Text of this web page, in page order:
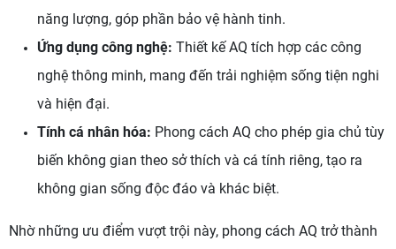
năng lượng, góp phần bảo vệ hành tinh.
Ứng dụng công nghệ: Thiết kế AQ tích hợp các công
nghệ thông minh, mang đến trải nghiệm sống tiện nghi
và hiện đại.
Tính cá nhân hóa: Phong cách AQ cho phép gia chủ tùy
biến không gian theo sở thích và cá tính riêng, tạo ra
không gian sống độc đáo và khác biệt.
Nhờ những ưu điểm vượt trội này, phong cách AQ trở thành